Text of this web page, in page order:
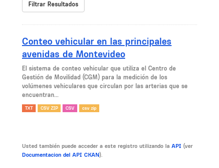
Filtrar Resultados
Conteo vehicular en las principales
avenidas de Montevideo
El sistema de conteo vehicular que utiliza el Centro de
Gestión de Movilidad (CGM) para la medición de los
volúmenes vehiculares que circulan por las arterias que se
encuentran...
TXT CSV ZIP CSV csv zip
Usted también puede acceder a este registro utilizando la API (ver
Documentacion del API CKAN).